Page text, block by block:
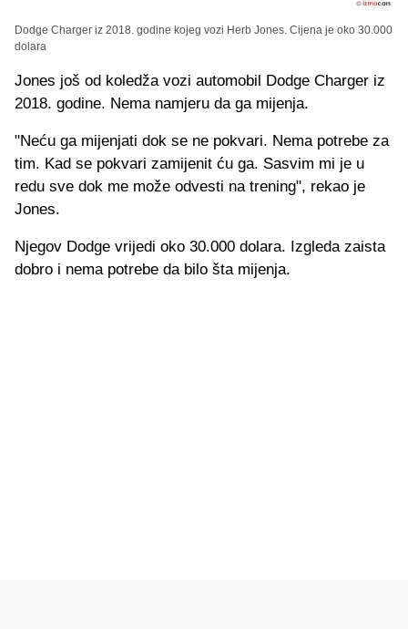
Dodge Charger iz 2018. godine kojeg vozi Herb Jones. Cijena je oko 30.000
dolara
Jones još od koledža vozi automobil Dodge Charger iz
2018. godine. Nema namjeru da ga mijenja.
"Neću ga mijenjati dok se ne pokvari. Nema potrebe za
tim. Kad se pokvari zamijenit ću ga. Sasvim mi je u
redu sve dok me može odvesti na trening", rekao je
Jones.
Njegov Dodge vrijedi oko 30.000 dolara. Izgleda zaista
dobro i nema potrebe da bilo šta mijenja.